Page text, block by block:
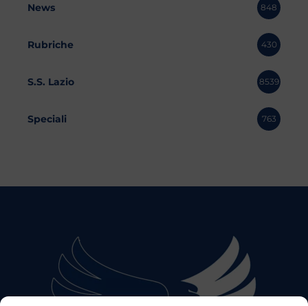
News 848
Rubriche 430
S.S. Lazio 8539
Speciali 763